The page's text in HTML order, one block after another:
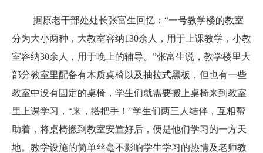
据原老干部处处长张富生回忆： “一号教学楼的教室
分为大小两种，大教室容纳130余人，用于上课教学，小教
室容纳30余人，用于晚上的辅导。”张富生说，教学楼里大
部分教室里配备有木质桌椅以及抽拉式黑板，但也有一些
教室中没有固定的桌椅，学生们就需要搬上桌椅来到教室
里上课学习，“来，搭把手！”学生们两三人结伴，互相帮
助着，将桌椅搬到教室安置好后，便是他们学习的一方天
地。教学设施的简单丝毫不影响学生学习的热情及老师教